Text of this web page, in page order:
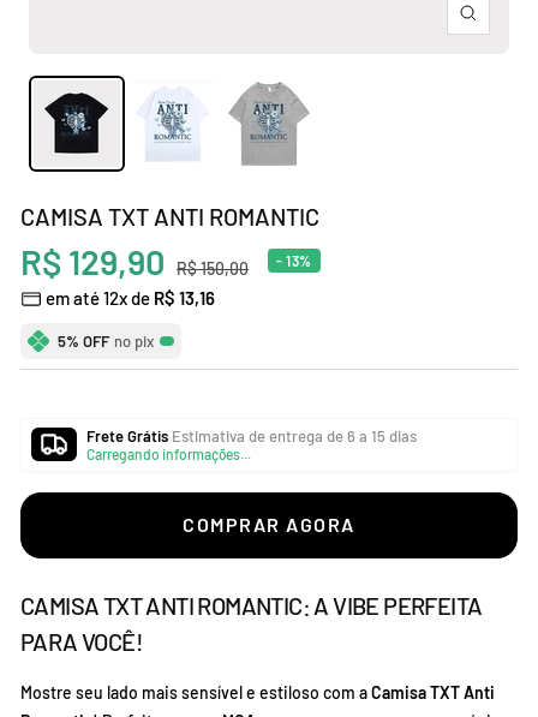
Zoom
CAMISA TXT ANTI ROMANTIC
Preço
promocional
R$ 129,90
Preço
normal
R$ 150,00 - 13%
em até 12x de R$ 13,16
5% OFF no pix
Frete Grátis Estimativa de entrega de 6 a 15 dias
Carregando informações...
COMPRAR AGORA
CAMISA TXT ANTI ROMANTIC: A VIBE PERFEITA
PARA VOCÊ!
Mostre seu lado mais sensível e estiloso com aCamisa TXT Anti